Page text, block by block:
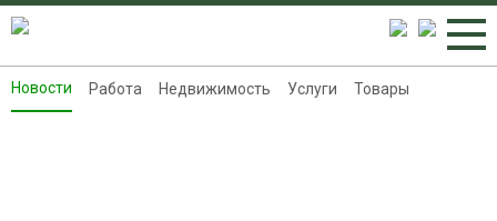
Новости
Новости Работа Недвижимость Услуги Товары